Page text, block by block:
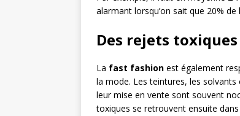
alarmant lorsqu’on sait que 20%
Des rejets
La fast fashion est également
la mode. Les teintures, les
leur mise en vente sont souvent
toxiques se retrouvent ensuite